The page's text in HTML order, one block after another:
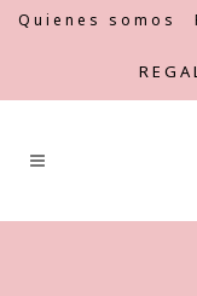
Quienes somos